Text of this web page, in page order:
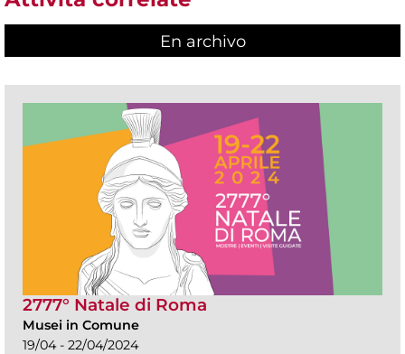
En archivo
2777° Natale di Roma
Musei in Comune
19/04 - 22/04/2024